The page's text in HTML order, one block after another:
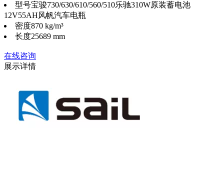
型号宝骏730/630/610/560/510乐驰310W原装蓄电池
12V55AH风帆汽车电瓶
密度870 kg/m³
长度25689 mm
在线咨询
展示详情